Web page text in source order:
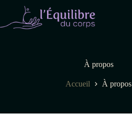
content
À propos
Accueil À propos